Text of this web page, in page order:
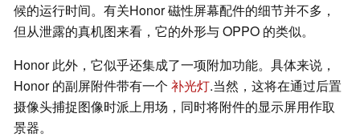
候的运行时间。有关Honor 磁性屏幕配件的细节并不多，
但从泄露的真机图来看，它的外形与 OPPO 的类似。
Honor 此外，它似乎还集成了一项附加功能。具体来说，
Honor 的副屏附件带有一个 补光灯.当然，这将在通过后置
摄像头捕捉图像时派上用场，同时将附件的显示屏用作取
景器。